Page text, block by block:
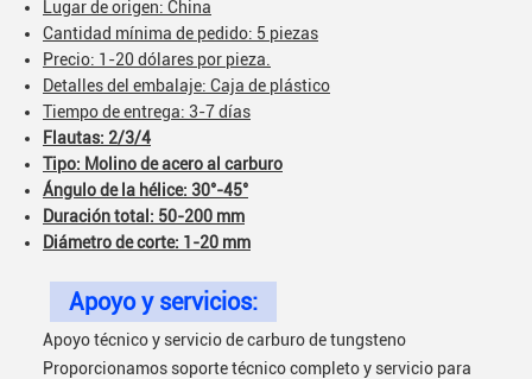
Lugar de origen: China
Cantidad mínima de pedido: 5 piezas
Precio: 1-20 dólares por pieza.
Detalles del embalaje: Caja de plástico
Tiempo de entrega: 3-7 días
Flautas: 2/3/4
Tipo: Molino de acero al carburo
Ángulo de la hélice: 30°-45°
Duración total: 50-200 mm
Diámetro de corte: 1-20 mm
Apoyo y servicios:
Apoyo técnico y servicio de carburo de tungsteno
Proporcionamos soporte técnico completo y servicio para